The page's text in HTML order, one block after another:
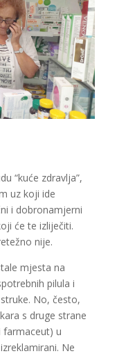
“kuće zdravlja”,
uz koji ide
i dobronamjerni
će te izliječiti.
nije.
mjesta na
pilula i
No, često,
s druge strane
farmaceut) u
Ne